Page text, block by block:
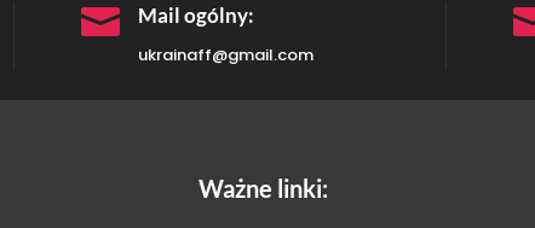
 Mail ogólny:
ukrainaff@gmail.com
Ważne linki: